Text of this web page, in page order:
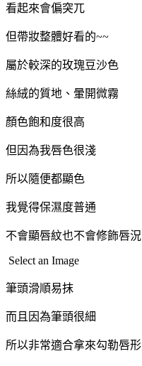
看起來會偏突兀
但帶妝整體好看的~~
屬於較深的玫瑰豆沙色
絲絨的質地、暈開微霧
顏色飽和度很高
但因為我唇色很淺
所以隨便都顯色
我覺得保濕度普通
不會顯唇紋也不會修飾唇況
Select an Image
筆頭滑順易抹
而且因為筆頭很細
所以非常適合拿來勾勒唇形